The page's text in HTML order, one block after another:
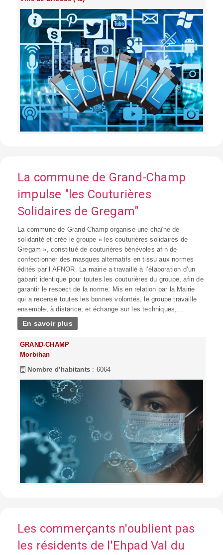
La commune de Grand-Champ
impulse "les Couturières
Solidaires de Gregam"
La commune de Grand-Champ organise une chaîne de
solidarité et crée le groupe « les couturières solidaires de
Gregam », constitué de couturières bénévoles afin de
confectionner des masques alternatifs en tissu aux normes
édités par l’AFNOR. La mairie a travaillé à l’élaboration d’un
gabarit identique pour toutes les couturières du groupe, afin de
garantir le respect de la norme. Mis en relation par la Mairie
qui a recensé toutes les bonnes volontés, le groupe travaille
ensemble, à distance, et échange sur les techniques,...
En savoir plus
GRAND-CHAMP
Morbihan
Nombre d’habitants : 6064
Les commerçants n'oublient pas
les résidents de l'Ehpad Val du